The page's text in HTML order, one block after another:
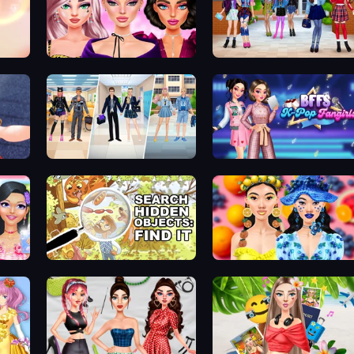
New Year Makeup Trends High School BFFs: Girls Team
College Girl & Boy Makeover BFFs K-Pop Fangirls
DIY Makeup Salon: SPA Makeover Search Hidden Objects: Find Them Sweet And Fruity Makeup